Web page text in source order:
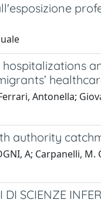
Antonella;
authority
A; Carpanelli,
SCIENZE